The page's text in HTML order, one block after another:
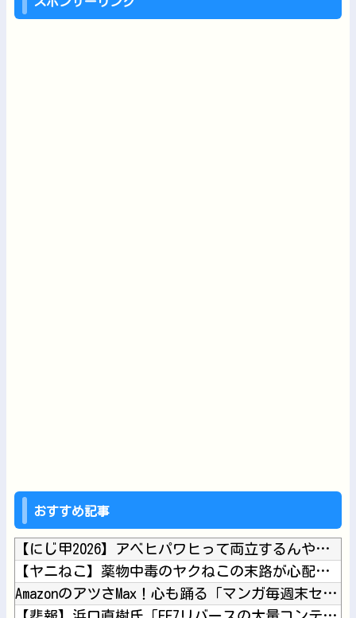
おすすめ記事
【にじ甲2026】アベヒパワヒって両立するんやな他
【ヤニねこ】薬物中毒のヤクねこの末路が心配でならない・・・他
AmazonのアツさMax！心も踊る「マンガ毎週末セール（5...